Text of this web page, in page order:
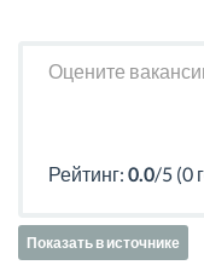
Оцените
Рейтинг: 0.0/5 (0
Показать в источнике